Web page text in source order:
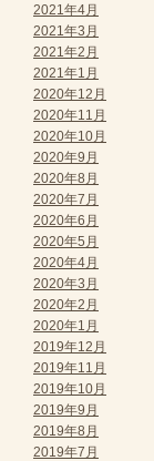
2021年4月
2021年3月
2021年2月
2021年1月
2020年12月
2020年11月
2020年10月
2020年9月
2020年8月
2020年7月
2020年6月
2020年5月
2020年4月
2020年3月
2020年2月
2020年1月
2019年12月
2019年11月
2019年10月
2019年9月
2019年8月
2019年7月